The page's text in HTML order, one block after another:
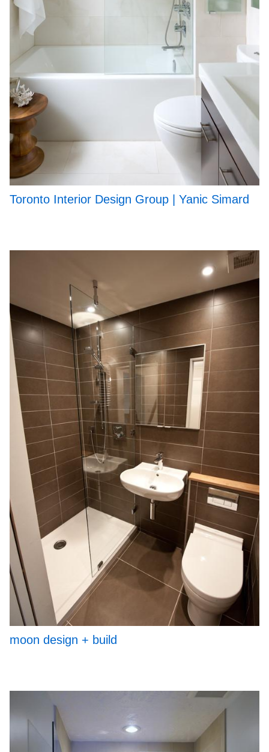
Toronto Interior Design Group | Yanic Simard
moon design + build